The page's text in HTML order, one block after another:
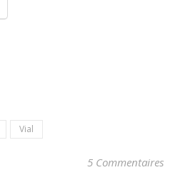
Vial
5 Commentaires